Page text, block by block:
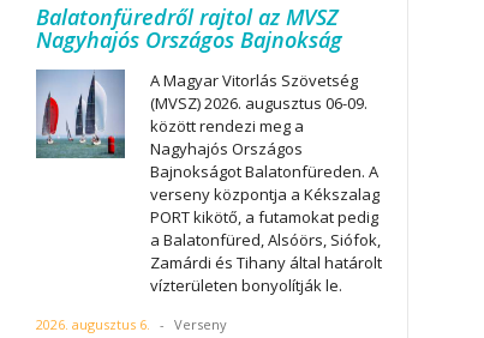
Balatonfüredről rajtol az MVSZ
Nagyhajós Országos Bajnokság
A Magyar Vitorlás Szövetség
(MVSZ) 2026. augusztus 06-09.
között rendezi meg a
Nagyhajós Országos
Bajnokságot Balatonfüreden. A
verseny központja a Kékszalag
PORT kikötő, a futamokat pedig
a Balatonfüred, Alsóörs, Siófok,
Zamárdi és Tihany által határolt
vízterületen bonyolítják le.
2026. augusztus 6. - Verseny